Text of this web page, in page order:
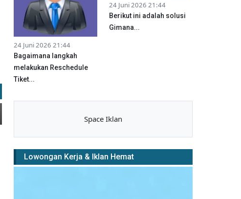
24 Juni 2026 21:44
Bagaimana langkah
melakukan Reschedule
Tiket...
24 Juni 2026 21:44
Berikut ini adalah solusi
Gimana...
Space Iklan
Lowongan Kerja & Iklan Hemat